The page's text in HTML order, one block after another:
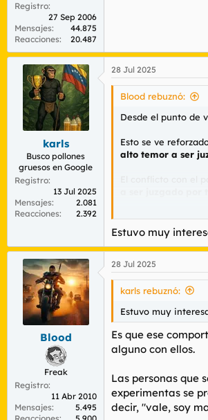
Registro
27 Sep 2006
Mensajes
44.875
Reacciones
20.487
karls
Busco pollones
gruesos en Google
Registro
13 Jul 2025
Mensajes
2.081
Reacciones
2.392
28 Jul 2025
Blood rebuznó:
Desde el punto de
Esto se ve
alto temor a ser
El que la amenaza
situación vivida es
Este acto final de
y desesperado al
Mi recomendación
Estuvo muy
Blood
Freak
Registro
11 Abr 2010
Mensajes
5.495
28 Jul 2025
karls rebuznó:
Estuvo muy
Es que ese
alguno con ellos.
Las personas que
experimentas se
decir, "vale, soy